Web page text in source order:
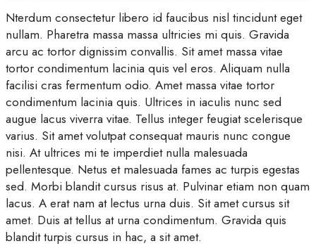
Nterdum consectetur libero id faucibus nisl tincidunt eget
nullam. Pharetra massa massa ultricies mi quis. Gravida
arcu ac tortor dignissim convallis. Sit amet massa vitae
tortor condimentum lacinia quis vel eros. Aliquam nulla
facilisi cras fermentum odio. Amet massa vitae tortor
condimentum lacinia quis. Ultrices in iaculis nunc sed
augue lacus viverra vitae. Tellus integer feugiat scelerisque
varius. Sit amet volutpat consequat mauris nunc congue
nisi. At ultrices mi te imperdiet nulla malesuada
pellentesque. Netus et malesuada fames ac turpis egestas
sed. Morbi blandit cursus risus at. Pulvinar etiam non quam
lacus. A erat nam at lectus urna duis. Sit amet cursus sit
amet. Duis at tellus at urna condimentum. Gravida quis
blandit turpis cursus in hac, a sit amet.